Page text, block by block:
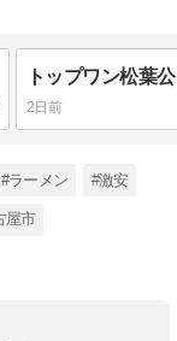
2日前
#ラーメン #激安
屋市